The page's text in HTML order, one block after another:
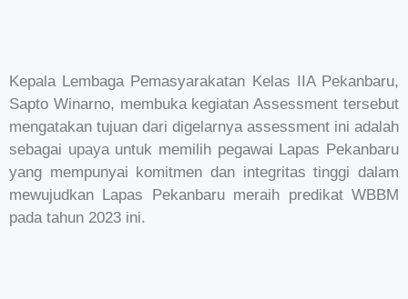
Kepala Lembaga Pemasyarakatan Kelas IIA Pekanbaru,
Sapto Winarno, membuka kegiatan Assessment tersebut
mengatakan tujuan dari digelarnya assessment ini adalah
sebagai upaya untuk memilih pegawai Lapas Pekanbaru
yang mempunyai komitmen dan integritas tinggi dalam
mewujudkan Lapas Pekanbaru meraih predikat WBBM
pada tahun 2023 ini.